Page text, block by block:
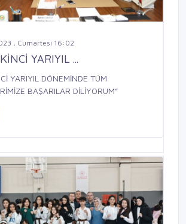
, Cumartesi 16:02
YARIYIL ...
YARIYIL DÖNEMİNDE TÜM
BAŞARILAR DİLİYORUM”